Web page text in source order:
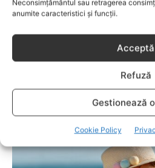
Neconsimțământul sau retragerea
anumite caracteristici și funcții.
Acceptă
Refuză
Gestionează
Cookie Policy
Cum recunoști un
informații merită